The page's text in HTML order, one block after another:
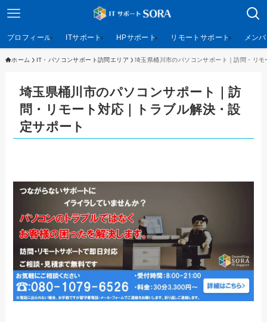
プロフィール ITサポート HPサポート リモートサポート メン
ホーム IT・パソコンサポート訪問エリア 埼玉県桶川市のパソコンサポート｜訪問・リ
埼玉県桶川市のパソコンサポート｜訪
問・リモート対応｜トラブル解決・設
定サポート